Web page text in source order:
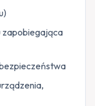
zapobiegająca